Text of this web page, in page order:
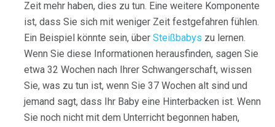
Zeit mehr haben, dies zu tun. Eine weitere Komponente
ist, dass Sie sich mit weniger Zeit festgefahren fühlen.
Ein Beispiel könnte sein, über Steißbabys zu lernen.
Wenn Sie diese Informationen herausfinden, sagen Sie
etwa 32 Wochen nach Ihrer Schwangerschaft, wissen
Sie, was zu tun ist, wenn Sie 37 Wochen alt sind und
jemand sagt, dass Ihr Baby eine Hinterbacken ist. Wenn
Sie noch nicht mit dem Unterricht begonnen haben,